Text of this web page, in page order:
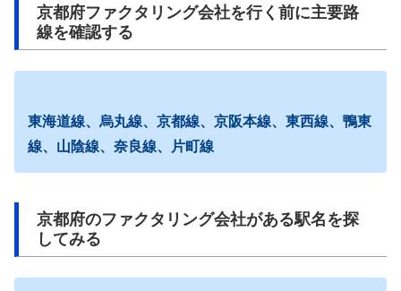
京都府ファクタリング会社を行く前に主要路
線を確認する
東海道線、烏丸線、京都線、京阪本線、東西線、鴨東
線、山陰線、奈良線、片町線
京都府のファクタリング会社がある駅名を探
してみる